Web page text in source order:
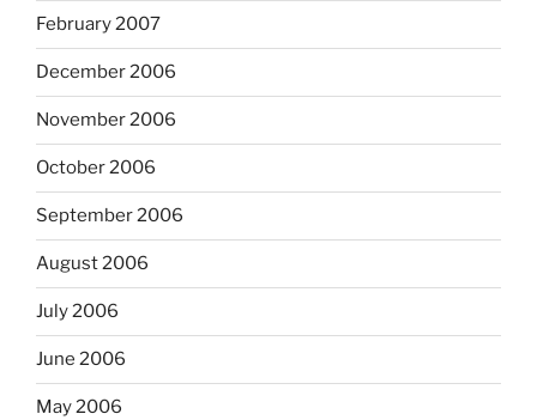
February 2007
December 2006
November 2006
October 2006
September 2006
August 2006
July 2006
June 2006
May 2006